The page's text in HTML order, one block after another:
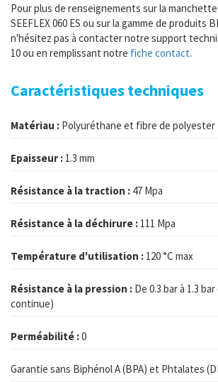
Pour plus de renseignements sur la
SEEFLEX 060 ES ou sur la gamme de produits
n'hésitez pas à contacter notre support
10 ou en remplissant notre fiche contact.
Caractéristiques techniques
Matériau : Polyuréthane et fibre de polyester
Epaisseur : 1.3 mm
Résistance à la traction : 47 Mpa
Résistance à la déchirure : 111 Mpa
Température d'utilisation : 120 °C max
Résistance à la pression : De 0.3 bar à 1.3
continue)
Perméabilité :0
Garantie sans Biphénol A (BPA) et Phtalates